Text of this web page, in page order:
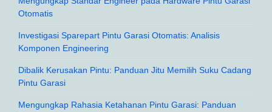
Otomatis
Investigasi Sparepart Pintu Garasi Otomatis: Analisis
Komponen Engineering
Dibalik Kerusakan Pintu: Panduan Jitu Memilih Suku Cadang
Pintu Garasi
Mengungkap Rahasia Ketahanan Pintu Garasi: Panduan